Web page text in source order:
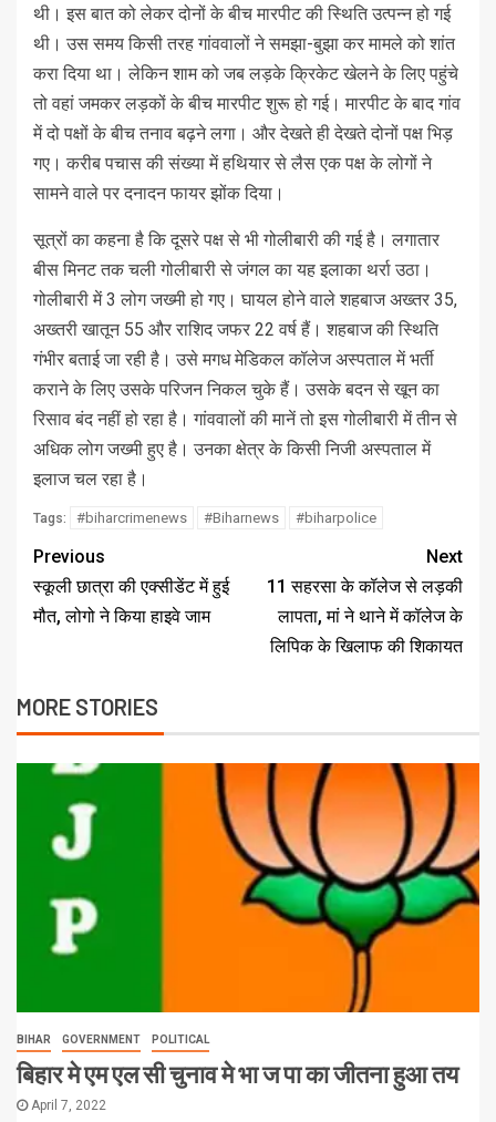
थी। इस बात को लेकर दोनों के बीच मारपीट की स्थिति उत्पन्न हो गई
थी। उस समय किसी तरह गांववालों ने समझा-बुझा कर मामले को शांत
करा दिया था। लेकिन शाम को जब लड़के क्रिकेट खेलने के लिए पहुंचे
तो वहां जमकर लड़कों के बीच मारपीट शुरू हो गई। मारपीट के बाद गांव
में दो पक्षों के बीच तनाव बढ़ने लगा। और देखते ही देखते दोनों पक्ष भिड़
गए। करीब पचास की संख्या में हथियार से लैस एक पक्ष के लोगों ने
सामने वाले पर दनादन फायर झोंक दिया।
सूत्रों का कहना है कि दूसरे पक्ष से भी गोलीबारी की गई है। लगातार
बीस मिनट तक चली गोलीबारी से जंगल का यह इलाका थर्रा उठा।
गोलीबारी में 3 लोग जख्मी हो गए। घायल होने वाले शहबाज अख्तर 35,
अख्तरी खातून 55 और राशिद जफर 22 वर्ष हैं। शहबाज की स्थिति
गंभीर बताई जा रही है। उसे मगध मेडिकल कॉलेज अस्पताल में भर्ती
कराने के लिए उसके परिजन निकल चुके हैं। उसके बदन से खून का
रिसाव बंद नहीं हो रहा है। गांववालों की मानें तो इस गोलीबारी में तीन से
अधिक लोग जख्मी हुए है। उनका क्षेत्र के किसी निजी अस्पताल में
इलाज चल रहा है।
Tags: #biharcrimenews #Biharnews #biharpolice
Previous
स्कूली छात्रा की एक्सीडेंट में हुई
मौत, लोगो ने किया हाइवे जाम
Next
11 सहरसा के कॉलेज से लड़की
लापता, मां ने थाने में कॉलेज के
लिपिक के खिलाफ की शिकायत
MORE STORIES
BIHAR GOVERNMENT POLITICAL
बिहार मे एम एल सी चुनाव मे भा ज पा का जीतना हुआ तय
April 7, 2022